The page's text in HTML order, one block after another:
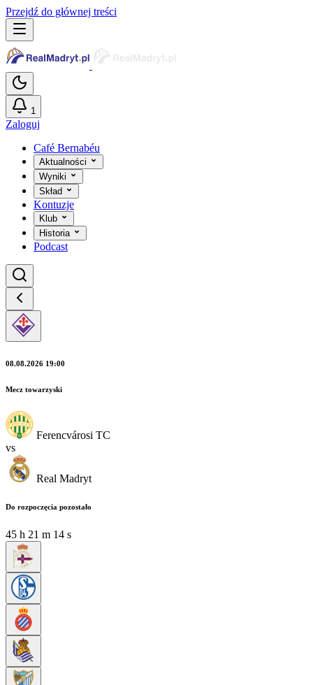
Przejdź do głównej treści
1
Zaloguj
Café Bernabéu
Aktualności
Wyniki
Skład
Kontuzje
Klub
Historia
Podcast
08.08.2026 19:00
Mecz towarzyski
Ferencvárosi TC
vs
Real Madryt
Do rozpoczęcia pozostało
45 h 21 m 13 s